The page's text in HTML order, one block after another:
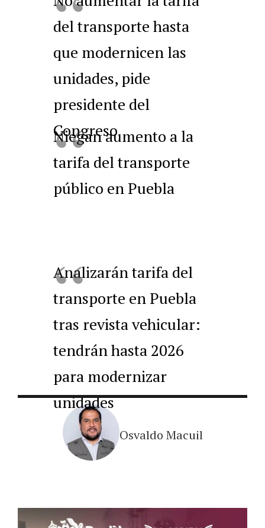
del transporte hasta
que modernicen las
unidades, pide
presidente del
Congreso
Niegan aumento a la
tarifa del transporte
público en Puebla
Analizarán tarifa del
transporte en Puebla
tras revista vehicular:
tendrán hasta 2026
para modernizar
unidades
Osvaldo Macuil